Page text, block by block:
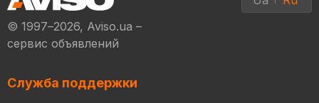
© 1997–2026, Aviso.ua –
сервис объявлений
Служба поддержки